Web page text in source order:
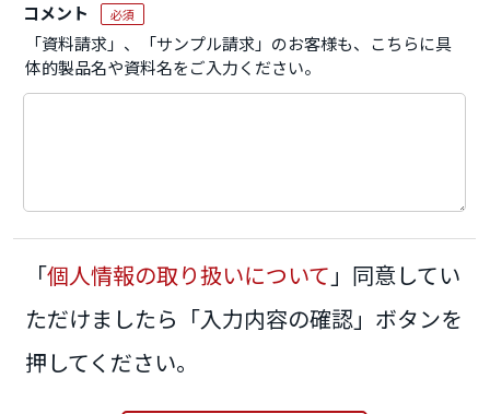
コメント 必須
「資料請求」、「サンプル請求」のお客様も、こちらに具
体的製品名や資料名をご入力ください。
「個人情報の取り扱いについて 」同意してい
ただけましたら「入力内容の確認」ボタンを
押してください。